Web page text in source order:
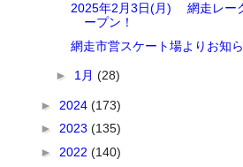
2025年2月3日(月) 網走レー
ープン！
網走市営スケート場よりお知
► 1月(28)
► 2024(173)
►2023(135)
► 2022(140)